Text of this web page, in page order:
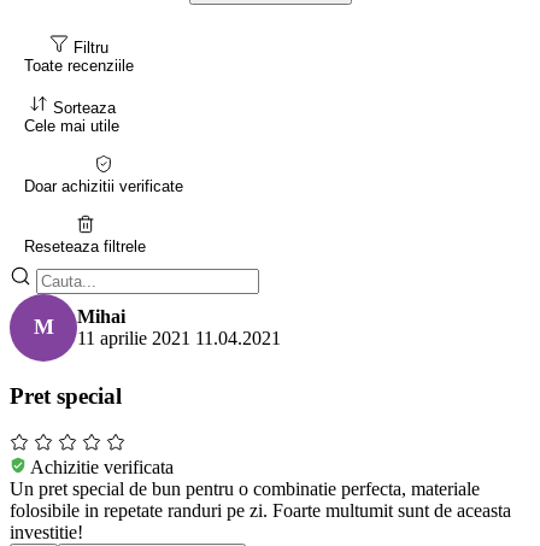
Filtru
Toate recenziile
Sorteaza
Cele mai utile
Doar achizitii verificate
Reseteaza filtrele
M
Mihai
11 aprilie 2021 11.04.2021
Pret special
Achizitie verificata
Un pret special de bun pentru o combinatie perfecta, materiale
folosibile in repetate randuri pe zi. Foarte multumit sunt de aceasta
investitie!